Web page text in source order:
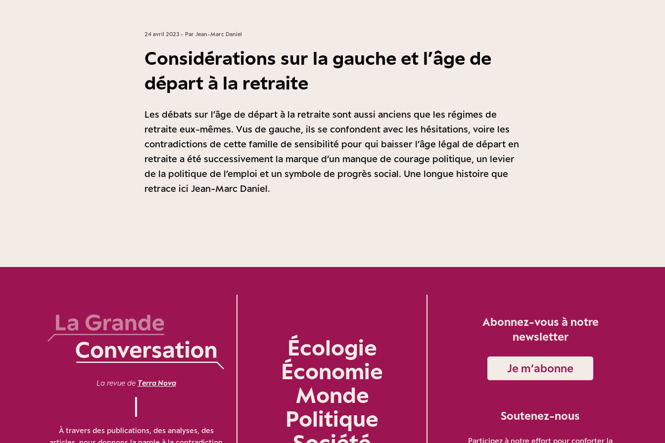
24 avril 2023 - Par Jean-Marc Daniel
Considérations sur la gauche et l’âge de
départ à la retraite
Les débats sur l’âge de départ à la retraite sont aussi anciens que les régimes de
retraite eux-mêmes. Vus de gauche, ils se confondent avec les hésitations, voire les
contradictions de cette famille de sensibilité pour qui baisser l’âge légal de départ en
retraite a été successivement la marque d’un manque de courage politique, un levier
de la politique de l’emploi et un symbole de progrès social. Une longue histoire que
retrace ici Jean-Marc Daniel.
La revue de Terra Nova
À travers des publications, des analyses, des
Écologie
Économie
Monde
Politique
Abonnez-vous à notre
newsletter
Je m‘abonne
Soutenez-nous
Participez à notre effort pour conforter la